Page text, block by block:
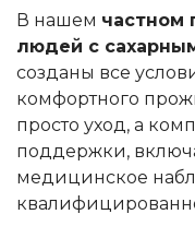
В нашем частном
людей с
созданы все
комфортного
просто уход, а
поддержки,
медицинское